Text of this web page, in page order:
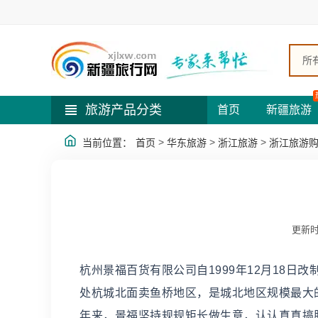
所
旅游产品分类 首页 新疆旅游
当前位置： 首页 > 华东旅游 > 浙江旅游 > 浙江旅游
更新
杭州景福百货有限公司自1999年12月18日改
处杭城北面卖鱼桥地区，是城北地区规模最
年来，景福坚持规规矩长做生意，认认真真